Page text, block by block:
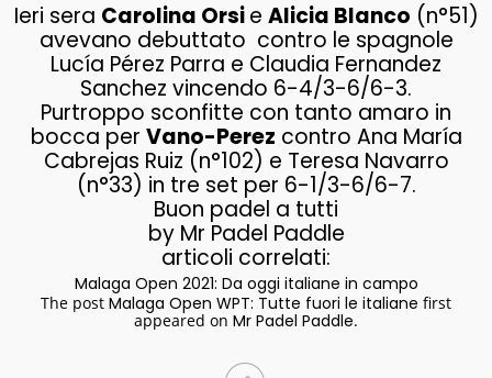
Ieri sera Carolina Orsie Alicia Blanco (n°51)
avevano debuttato contro le spagnole
Lucía Pérez Parra e Claudia Fernandez
Sanchez vincendo 6-4/3-6/6-3.
Purtroppo sconfitte con tanto amaro in
bocca per Vano-Perez contro Ana María
Cabrejas Ruiz (n°102) e Teresa Navarro
(n°33) in tre set per 6-1/3-6/6-7.
Buon padel a tutti
by Mr Padel Paddle
articoli correlati:
Malaga Open 2021: Da oggi italiane in campo
The post Malaga Open WPT: Tutte fuori le italiane first
appeared on Mr Padel Paddle.